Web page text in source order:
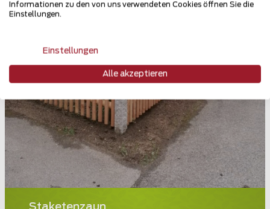
Informationen zu den von uns verwendeten Cookies öffnen Sie die
Einstellungen.
Einstellungen
Alle akzeptieren